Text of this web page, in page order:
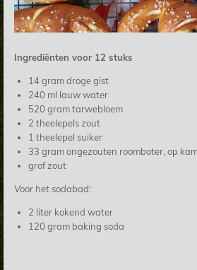
Ingrediënten voor 12 stuks
14 gram droge gist
240 ml lauw water
520 gram tarwebloem
2 theelepels zout
1 theelepel suiker
33 gram ongezouten roomboter, op
grof zout
Voor het sodabad:
2 liter kokend water
120 gram baking soda